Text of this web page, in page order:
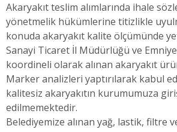
Akaryakıt teslim alımlarında ihale
yönetmelik hükümlerine titizlikle
konuda akaryakıt kalite ölçümünde
Sanayi Ticaret İl Müdürlüğü ve
koordineli olarak alınan akaryakıt
Marker analizleri yaptırılarak kabul
kalitesiz akaryakıtın kurumumuza
edilmemektedir.
Belediyemize alınan yağ, lastik, filtre